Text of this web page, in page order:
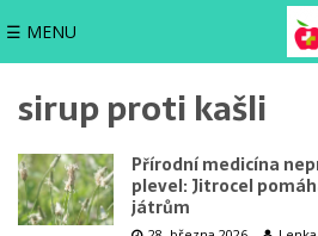
☰ MENU
sirup proti kašli
Přírodní medicína
plevel: Jitrocel
játrům